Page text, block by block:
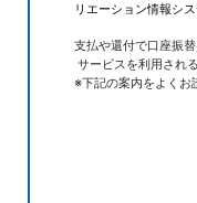
リエーション情報シ
支払や還付で口座振
サービスを利用され
※下記の案内をよくお